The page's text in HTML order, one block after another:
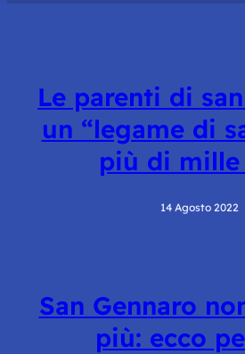
Le parenti di
un “legame di
più di mille
14 Agosto 2022
San Gennaro
più: ecco